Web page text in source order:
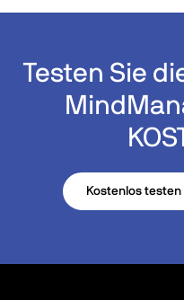
Testen Sie
Kostenlos testen